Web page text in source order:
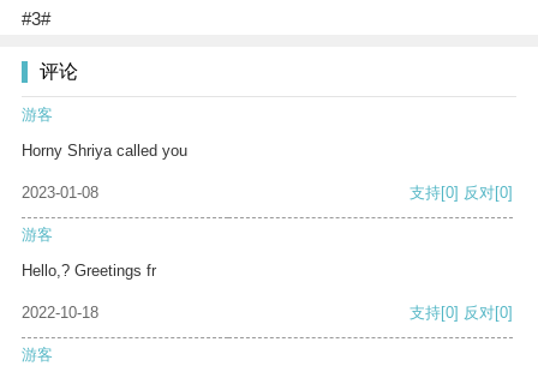
#3#
评论
游客
Horny Shriya called you
2023-01-08 支持[0] 反对[0]
游客
Hello,? Greetings fr
2022-10-18 支持[0] 反对[0]
游客